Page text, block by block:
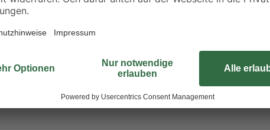
befindlichen Platten, kann diese
Federverbindung verlegt